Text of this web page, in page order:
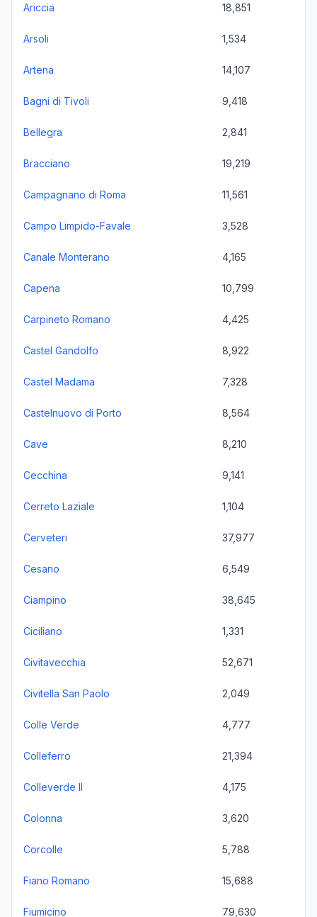
Ariccia 18,851
Arsoli 1,534
Artena 14,107
Bagni di Tivoli 9,418
Bellegra 2,841
Bracciano 19,219
Campagnano di Roma 11,561
Campo Limpido-Favale 3,528
Canale Monterano 4,165
Capena 10,799
Carpineto Romano 4,425
Castel Gandolfo 8,922
Castel Madama 7,328
Castelnuovo di Porto 8,564
Cave 8,210
Cecchina 9,141
Cerreto Laziale 1,104
Cerveteri 37,977
Cesano 6,549
Ciampino 38,645
Ciciliano 1,331
Civitavecchia 52,671
Civitella San Paolo 2,049
Colle Verde 4,777
Colleferro 21,394
Colleverde II 4,175
Colonna 3,620
Corcolle 5,788
Fiano Romano 15,688
Fiumicino 79,630